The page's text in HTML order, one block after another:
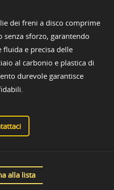
dei freni a disco comprime
senza sforzo, garantendo
e precisa delle
al carbonio e plastica di
durevole garantisce
alla lista